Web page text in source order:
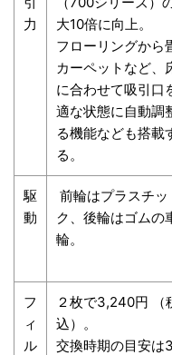
力
大10倍に向上。
フローリングから
カーペットなど、
に合わせて吸引口
適な状態に自動調
る機能なども搭載
る。
駆
動
前輪はプラスチッ
ク、後輪はゴムの
輪。
フ
ィ
ル
２枚で3,240円 （
込）。
交換時期の目安は